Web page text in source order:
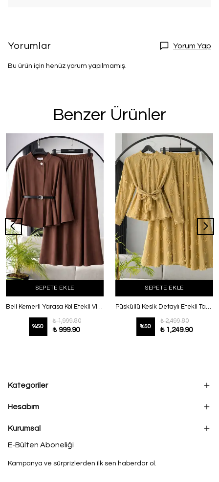
Yorumlar Yorum Yap
Bu ürün için henüz yorum yapılmamış.
Benzer Ürünler
SEPETE EKLE
Beli Kemerli Yarasa Kol Etekli Viskon Tencel Takım Kahve
%50
₺ 1,999.80
₺ 999.90
SEPETE EKLE
Püsküllü Kesik Detaylı Etekli Takım Yağ Yeşili
%50
₺ 2,499.80
₺ 1,249.90
Kategoriler
Hesabım
Kurumsal
E-Bülten Aboneliği
Kampanya ve sürprizlerden ilk sen haberdar ol.